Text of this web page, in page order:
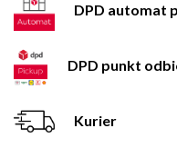
DPD automat
DPD punkt
Kurier